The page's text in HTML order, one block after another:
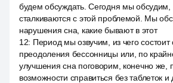
будем обсуждать. Сегодня мы обсудим,
сталкиваются с этой проблемой. Мы
нарушения сна, какие бывают в этот
12: Период мы озвучим, из чего состоит
преодоления бессонницы или, по
улучшения сна поговорим, конечно же,
возможности справиться без таблеток и